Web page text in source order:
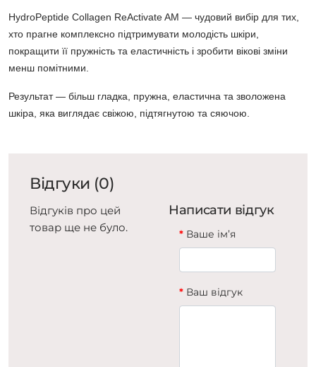
HydroPeptide Collagen ReActivate AM — чудовий вибір для тих,
хто прагне комплексно підтримувати молодість шкіри,
покращити її пружність та еластичність і зробити вікові зміни
менш помітними.
Результат — більш гладка, пружна, еластична та зволожена
шкіра, яка виглядає свіжою, підтягнутою та сяючою.
Відгуки (0)
Відгуків про цей
товар ще не було.
Написати відгук
Ваше ім’я
Ваш відгук